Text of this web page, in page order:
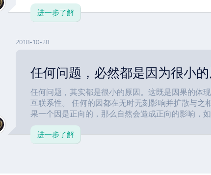
进一步了解
2018-10-28
任何问题，必然都是因为很小的
任何问题，其实都是很小的原因。这既是因果的体
互联系性。 任何的因都在无时无刻影响并扩散与之
果一个因是正向的，那么自然会造成正向的影响，
进一步了解